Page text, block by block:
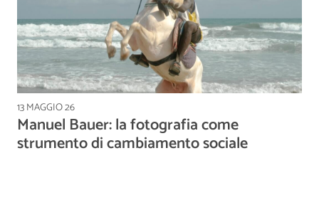
13 MAGGIO 26
Manuel Bauer: la fotografia come
strumento di cambiamento sociale